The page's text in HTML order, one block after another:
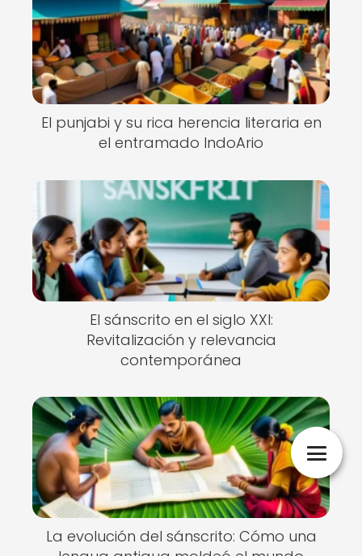
El punjabi y su rica herencia literaria en
el entramado IndoArio
El sánscrito en el siglo XXI:
Revitalización y relevancia
contemporánea
La evolución del sánscrito: Cómo una